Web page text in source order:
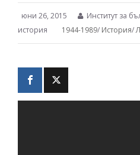
юни 26, 2015
Институт за
история
1944-1989/ История/